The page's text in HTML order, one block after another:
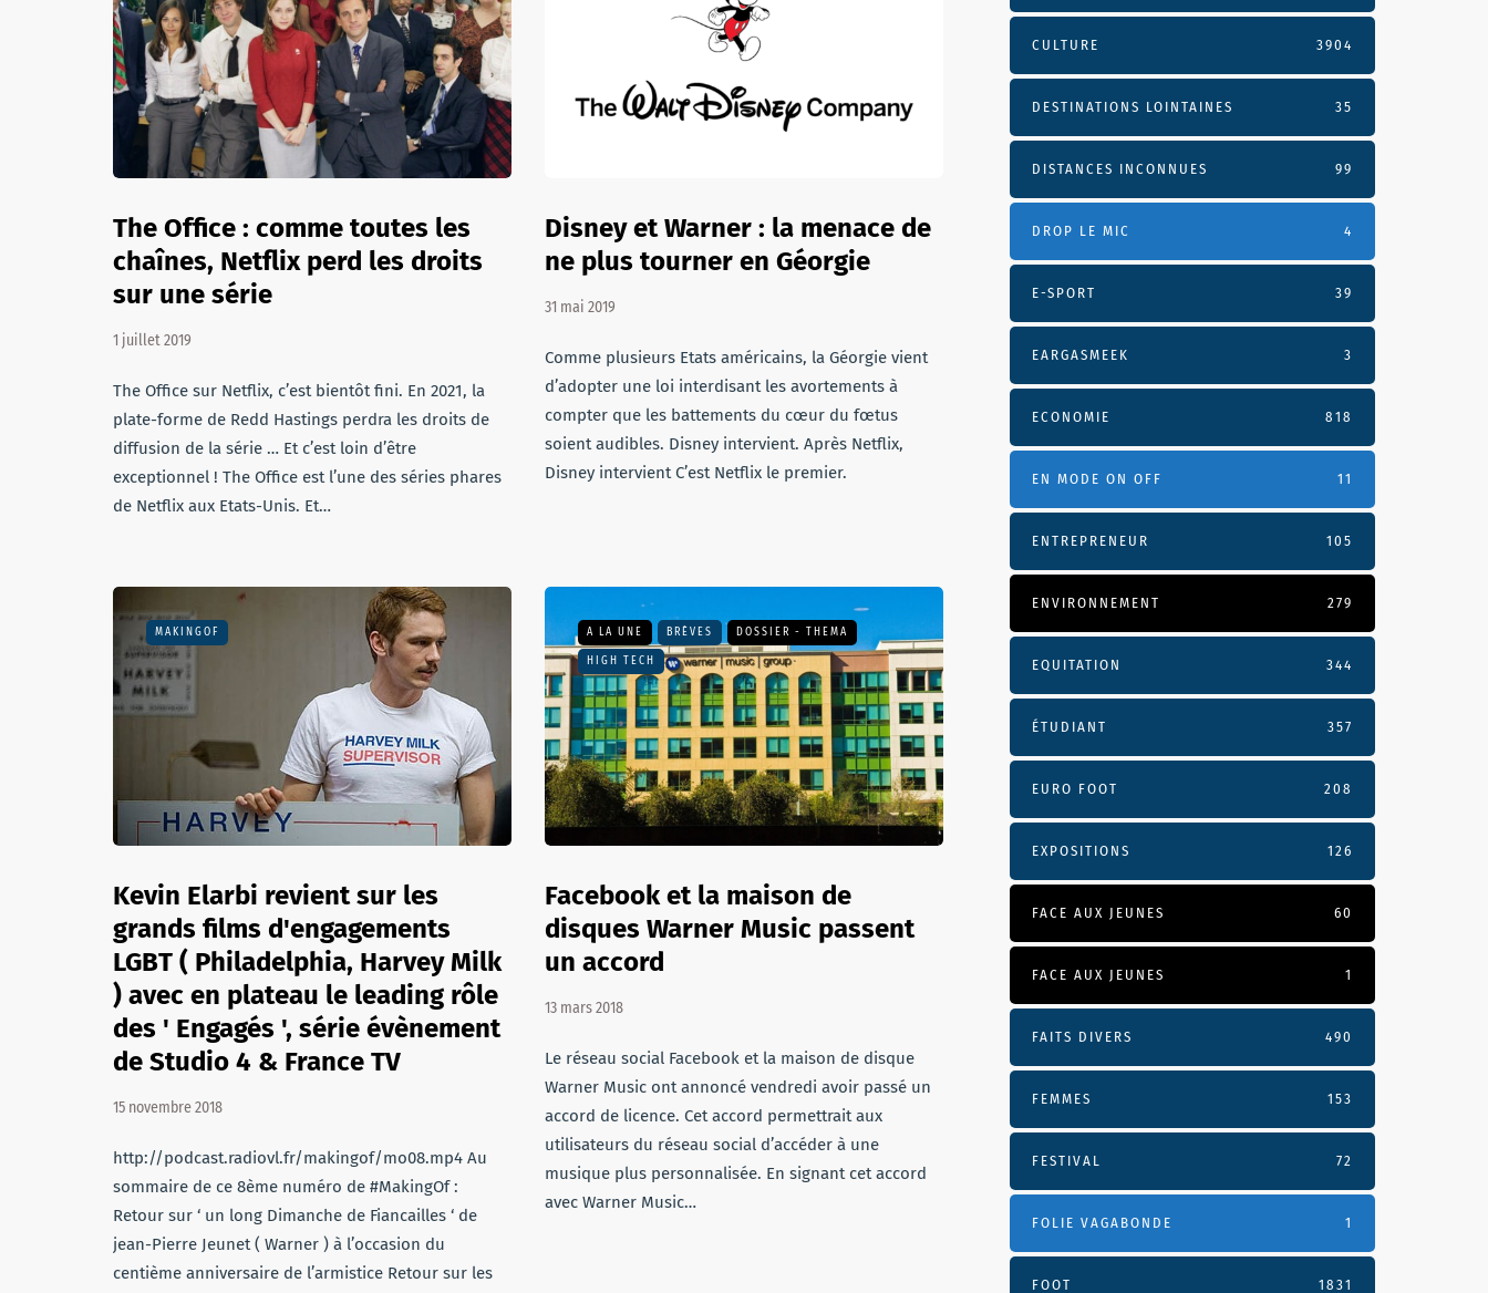
The Office : comme toutes les
chaînes, Netflix perd les droits
sur une série
1 juillet 2019
The Office sur Netflix, c’est bientôt fini. En 2021, la
plate-forme de Redd Hastings perdra les droits de
diffusion de la série … Et c’est loin d’être
exceptionnel ! The Office est l’une des séries phares
de Netflix aux Etats-Unis. Et…
Disney et Warner : la menace de
ne plus tourner en Géorgie
31 mai 2019
Comme plusieurs Etats américains, la Géorgie vient
d’adopter une loi interdisant les avortements à
compter que les battements du cœur du fœtus
soient audibles. Disney intervient. Après Netflix,
Disney intervient C’est Netflix le premier.
MAKINGOF
Kevin Elarbi revient sur les
grands films d'engagements
LGBT ( Philadelphia, Harvey Milk
) avec en plateau le leading rôle
des ' Engagés ', série évènement
de Studio 4 & France TV
15 novembre 2018
http://podcast.radiovl.fr/makingof/mo08.mp4 Au
sommaire de ce 8ème numéro de #MakingOf :
Retour sur ‘ un long Dimanche de Fiancailles ‘ de
jean-Pierre Jeunet ( Warner ) à l’occasion du
centième anniversaire de l’armistice Retour sur les
A LA UNE BRÈVES DOSSIER - THEMA
HIGH TECH
Facebook et la maison de
disques Warner Music passent
un accord
13 mars 2018
Le réseau social Facebook et la maison de disque
Warner Music ont annoncé vendredi avoir passé un
accord de licence. Cet accord permettrait aux
utilisateurs du réseau social d’accéder à une
musique plus personnalisée. En signant cet accord
avec Warner Music…
CULTURE 3904
DESTINATIONS LOINTAINES 35
DISTANCES INCONNUES 99
DROP LE MIC 4
E-SPORT 39
EARGASMEEK 3
ECONOMIE 818
EN MODE ON OFF 11
ENTREPRENEUR 105
ENVIRONNEMENT 279
EQUITATION 344
ÉTUDIANT 357
EURO FOOT 208
EXPOSITIONS 126
FACE AUX JEUNES 60
FACE AUX JEUNES 1
FAITS DIVERS 490
FEMMES 153
FESTIVAL 72
FOLIE VAGABONDE 1
FOOT 1831